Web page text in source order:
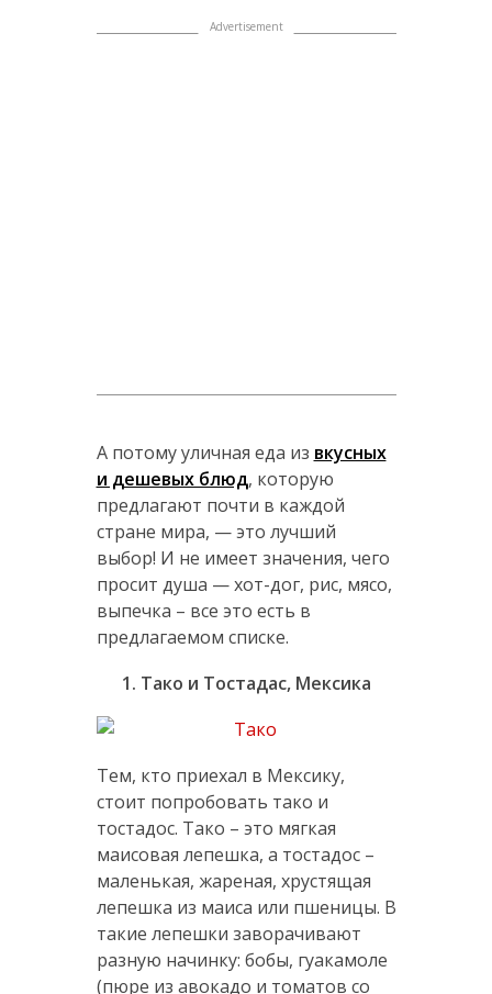
А потому уличная еда из вкусных
и дешевых блюд, которую
предлагают почти в каждой
стране мира, — это лучший
выбор! И не имеет значения, чего
просит душа — хот-дог, рис, мясо,
выпечка – все это есть в
предлагаемом списке.
1. Тако и Тостадас, Мексика
Тем, кто приехал в Мексику,
стоит попробовать тако и
тостадос. Тако – это мягкая
маисовая лепешка, а тостадос –
маленькая, жареная, хрустящая
лепешка из маиса или пшеницы. В
такие лепешки заворачивают
разную начинку: бобы, гуакамоле
(пюре из авокадо и томатов со